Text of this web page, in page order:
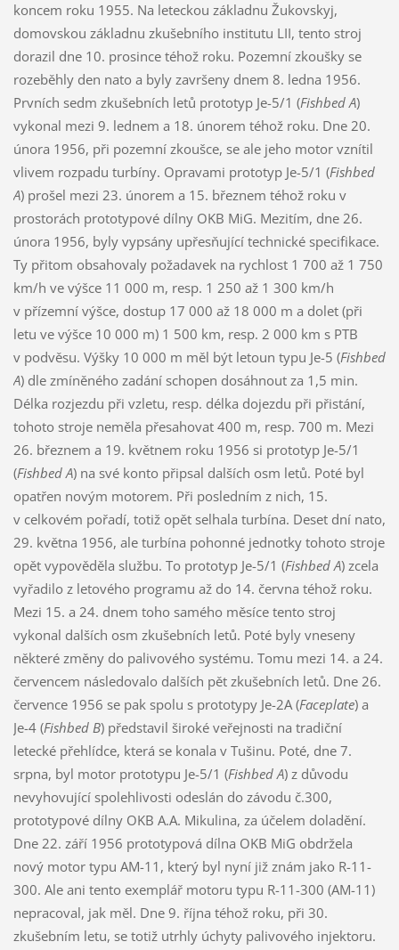
koncem roku 1955. Na leteckou základnu Žukovskyj,
domovskou základnu zkušebního institutu LII, tento stroj
dorazil dne 10. prosince téhož roku. Pozemní zkoušky se
rozeběhly den nato a byly završeny dnem 8. ledna 1956.
Prvních sedm zkušebních letů prototyp Je-5/1 (Fishbed A)
vykonal mezi 9. lednem a 18. únorem téhož roku. Dne 20.
února 1956, při pozemní zkoušce, se ale jeho motor vznítil
vlivem rozpadu turbíny. Opravami prototyp Je-5/1 (Fishbed
A) prošel mezi 23. únorem a 15. březnem téhož roku v
prostorách prototypové dílny OKB MiG. Mezitím, dne 26.
února 1956, byly vypsány upřesňující technické specifikace.
Ty přitom obsahovaly požadavek na rychlost 1 700 až 1 750
km/h ve výšce 11 000 m, resp. 1 250 až 1 300 km/h
v přízemní výšce, dostup 17 000 až 18 000 m a dolet (při
letu ve výšce 10 000 m) 1 500 km, resp. 2 000 km s PTB
v podvěsu. Výšky 10 000 m měl být letoun typu Je-5 (Fishbed
A) dle zmíněného zadání schopen dosáhnout za 1,5 min.
Délka rozjezdu při vzletu, resp. délka dojezdu při přistání,
tohoto stroje neměla přesahovat 400 m, resp. 700 m. Mezi
26. březnem a 19. květnem roku 1956 si prototyp Je-5/1
(Fishbed A) na své konto připsal dalších osm letů. Poté byl
opatřen novým motorem. Při posledním z nich, 15.
v celkovém pořadí, totiž opět selhala turbína. Deset dní nato,
29. května 1956, ale turbína pohonné jednotky tohoto stroje
opět vypověděla službu. To prototyp Je-5/1 (Fishbed A) zcela
vyřadilo z letového programu až do 14. června téhož roku.
Mezi 15. a 24. dnem toho samého měsíce tento stroj
vykonal dalších osm zkušebních letů. Poté byly vneseny
některé změny do palivového systému. Tomu mezi 14. a 24.
červencem následovalo dalších pět zkušebních letů. Dne 26.
července 1956 se pak spolu s prototypy Je-2A (Faceplate) a
Je-4 (Fishbed B) představil široké veřejnosti na tradiční
letecké přehlídce, která se konala v Tušinu. Poté, dne 7.
srpna, byl motor prototypu Je-5/1 (Fishbed A) z důvodu
nevyhovující spolehlivosti odeslán do závodu č.300,
prototypové dílny OKB A.A. Mikulina, za účelem doladění.
Dne 22. září 1956 prototypová dílna OKB MiG obdržela
nový motor typu AM-11, který byl nyní již znám jako R-11-
300. Ale ani tento exemplář motoru typu R-11-300 (AM-11)
nepracoval, jak měl. Dne 9. října téhož roku, při 30.
zkušebním letu, se totiž utrhly úchyty palivového injektoru.